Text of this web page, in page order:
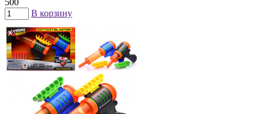
500
В корзину